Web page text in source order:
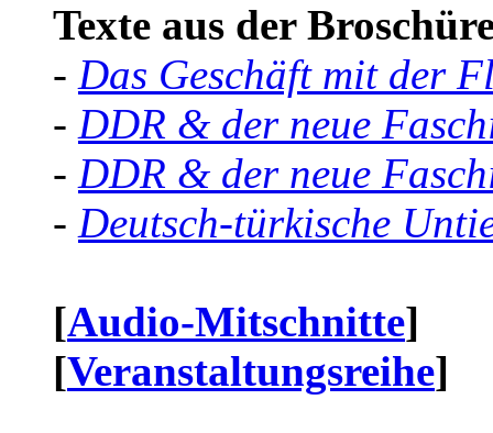
Texte aus der
- Das Geschäft mit der
- DDR & der neue
- DDR & der neue
- Deutsch-türkische
[Audio-Mitschnitte]
[Veranstaltungsreihe]